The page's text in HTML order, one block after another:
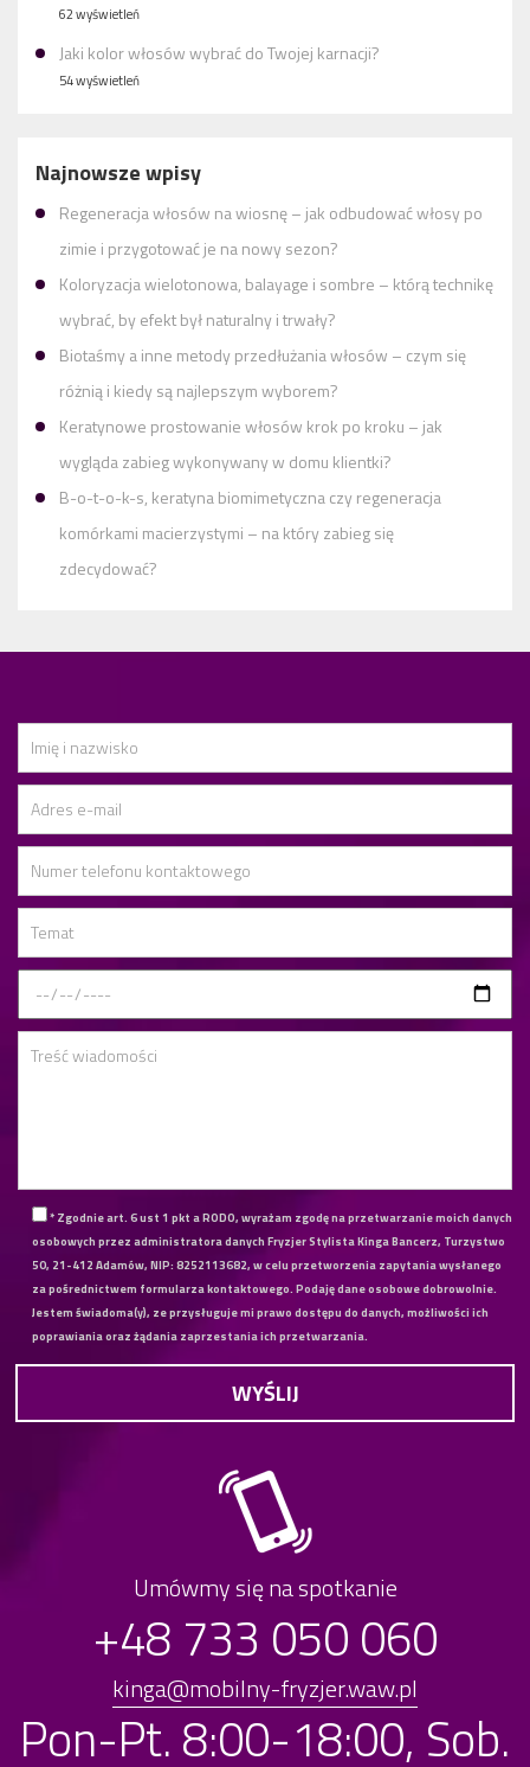
62 wyświetleń
Jaki kolor włosów wybrać do Twojej karnacji?
54 wyświetleń
Najnowsze wpisy
Regeneracja włosów na wiosnę – jak odbudować włosy po
zimie i przygotować je na nowy sezon?
Koloryzacja wielotonowa, balayage i sombre – którą technikę
wybrać, by efekt był naturalny i trwały?
Biotaśmy a inne metody przedłużania włosów – czym się
różnią i kiedy są najlepszym wyborem?
Keratynowe prostowanie włosów krok po kroku – jak
wygląda zabieg wykonywany w domu klientki?
B-o-t-o-k-s, keratyna biomimetyczna czy regeneracja
komórkami macierzystymi – na który zabieg się
zdecydować?
* Zgodnie art. 6 ust 1 pkt a RODO, wyrażam zgodę na przetwarzanie moich danych
osobowych przez administratora danych Fryzjer Stylista Kinga Bancerz, Turzystwo
50, 21-412 Adamów, NIP: 8252113682, w celu przetworzenia zapytania wysłanego
za pośrednictwem formularza kontaktowego. Podaję dane osobowe dobrowolnie.
Jestem świadoma(y), ze przysługuje mi prawo dostępu do danych, możliwości ich
poprawiania oraz żądania zaprzestania ich przetwarzania.
Umówmy się na spotkanie
+48 733 050 060
kinga@mobilny-fryzjer.waw.pl
Pon-Pt. 8:00-18:00, Sob.